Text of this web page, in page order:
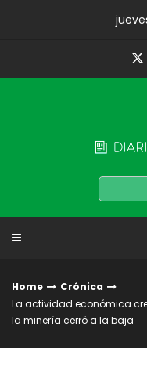
Home
Crónica
La actividad económica
la minería cerró a la baja